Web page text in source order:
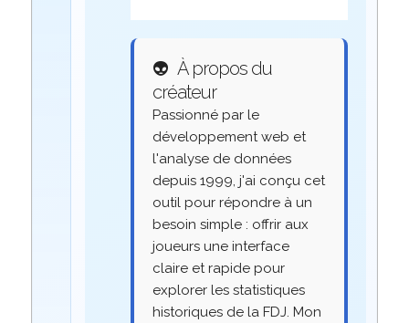
👽 À propos du
créateur
Passionné par le
développement web et
l'analyse de données
depuis 1999, j'ai conçu cet
outil pour répondre à un
besoin simple : offrir aux
joueurs une interface
claire et rapide pour
explorer les statistiques
historiques de la FDJ. Mon